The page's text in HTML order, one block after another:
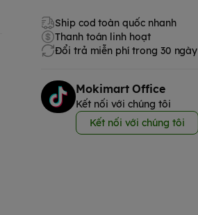
Ship cod toàn quốc nhanh
Thanh toán linh hoạt
Đổi trả miễn phí trong 30 ngày
Mokimart Office
Kết nối với chúng tôi
Kết nối với chúng tôi